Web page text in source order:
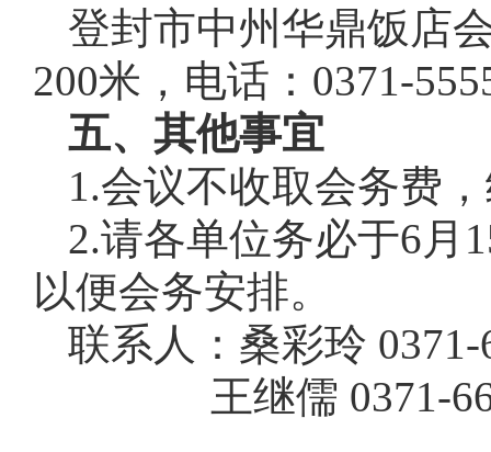
登封市中州华鼎饭店
200米，电话：0371-
五、其他事宜
1.会议不收取会务费
2.请各单位务必于6月
以便会务安排。
联系人：桑彩玲
王继儒 0371-